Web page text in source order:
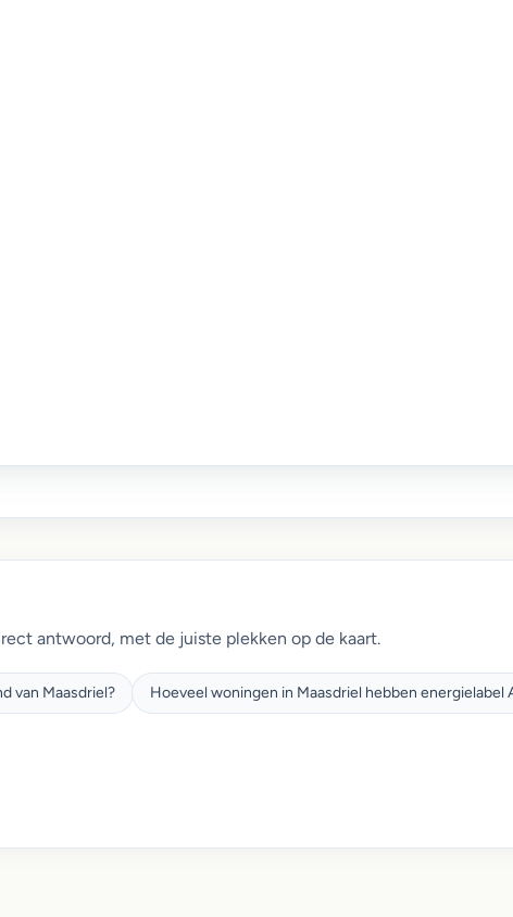
antwoord, met de juiste plekken op de kaart.
van Maasdriel? Hoeveel woningen in Maasdriel hebben energielabel